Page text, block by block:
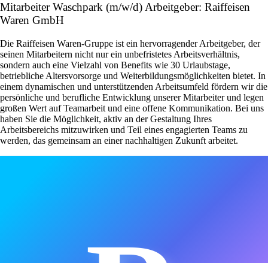
Mitarbeiter Waschpark (m/w/d) Arbeitgeber: Raiffeisen
Waren GmbH
Die Raiffeisen Waren-Gruppe ist ein hervorragender Arbeitgeber, der
seinen Mitarbeitern nicht nur ein unbefristetes Arbeitsverhältnis,
sondern auch eine Vielzahl von Benefits wie 30 Urlaubstage,
betriebliche Altersvorsorge und Weiterbildungsmöglichkeiten bietet. In
einem dynamischen und unterstützenden Arbeitsumfeld fördern wir die
persönliche und berufliche Entwicklung unserer Mitarbeiter und legen
großen Wert auf Teamarbeit und eine offene Kommunikation. Bei uns
haben Sie die Möglichkeit, aktiv an der Gestaltung Ihres
Arbeitsbereichs mitzuwirken und Teil eines engagierten Teams zu
werden, das gemeinsam an einer nachhaltigen Zukunft arbeitet.